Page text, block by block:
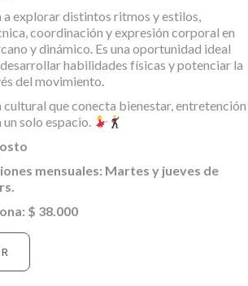
a explorar distintos ritmos y estilos,
coordinación y expresión corporal en
y dinámico. Es una oportunidad ideal
habilidades físicas y potenciar la
del movimiento.
cultural que conecta bienestar, entretención
solo espacio.
mensuales: Martes y jueves de
$ 38.000